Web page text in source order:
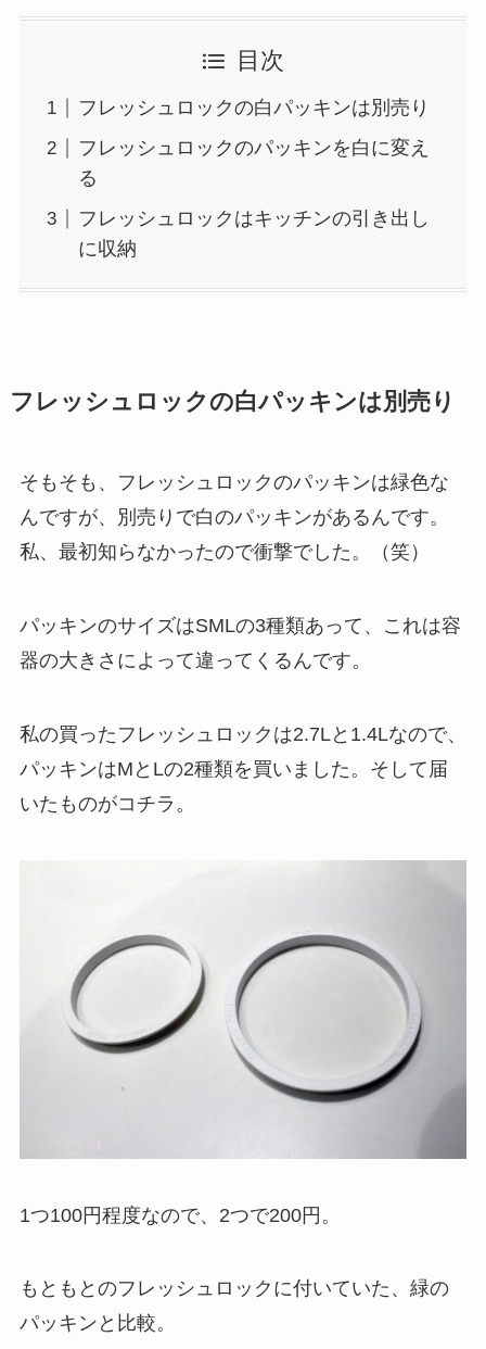
目次
フレッシュロックの白パッキンは別売り
フレッシュロックのパッキンを白に変え
る
フレッシュロックはキッチンの引き出し
に収納
フレッシュロックの白パッキンは別売り
そもそも、フレッシュロックのパッキンは緑色な
んですが、別売りで白のパッキンがあるんです。
私、最初知らなかったので衝撃でした。（笑）
パッキンのサイズはSMLの3種類あって、これは容
器の大きさによって違ってくるんです。
私の買ったフレッシュロックは2.7Lと1.4Lなので、
パッキンはMとLの2種類を買いました。そして届
いたものがコチラ。
1つ100円程度なので、2つで200円。
もともとのフレッシュロックに付いていた、緑の
パッキンと比較。